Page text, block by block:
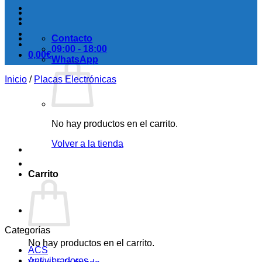
0,00€
No hay productos en el carrito.
Volver a la tienda
Carrito
No hay productos en el carrito.
Contacto
09:00 - 18:00
WhatsApp
Inicio / Placas Electrónicas
Categorías
ACS